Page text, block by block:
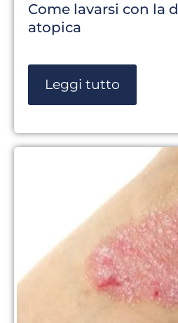
Come lavarsi con la
atopica
Leggi tutto